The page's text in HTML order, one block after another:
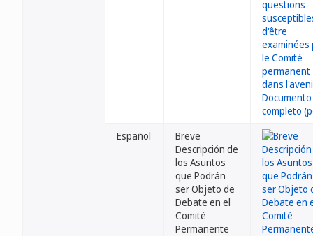
Español
Breve
Descripción de
los Asuntos
que Podrán
ser Objeto de
Debate en el
Comité
Permanente